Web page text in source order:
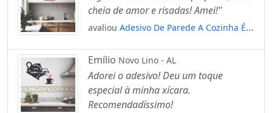
cheia de amor e risadas! Amei!"
avaliou Adesivo De Parede A Cozinha É
Emílio Novo Lino - AL
Adorei o adesivo! Deu um toque
especial à minha xícara.
Recomendadíssimo!